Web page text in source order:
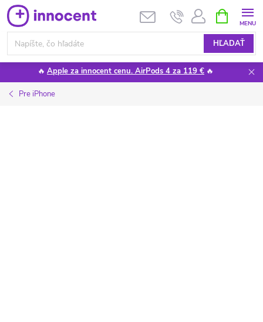
Prejsť
na
obsah
HĽADAŤ
KOŠÍK
🔥 Apple za innocent cenu. AirPods 4 za 119 € 🔥
Pre iPhone